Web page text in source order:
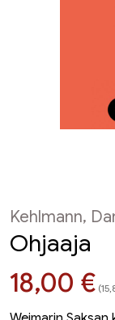
Kehlmann,
Ohjaaja
Hinta
18,00 €